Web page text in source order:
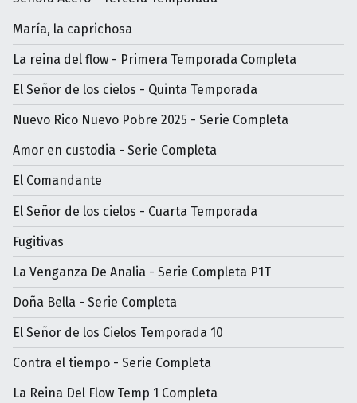
María, la caprichosa
La reina del flow - Primera Temporada Completa
El Señor de los cielos - Quinta Temporada
Nuevo Rico Nuevo Pobre 2025 - Serie Completa
Amor en custodia - Serie Completa
El Comandante
El Señor de los cielos - Cuarta Temporada
Fugitivas
La Venganza De Analia - Serie Completa P1T
Doña Bella - Serie Completa
El Señor de los Cielos Temporada 10
Contra el tiempo - Serie Completa
La Reina Del Flow Temp 1 Completa